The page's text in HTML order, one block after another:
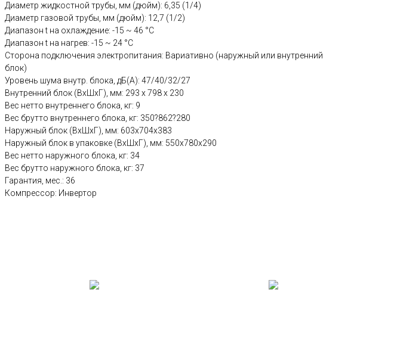
Диаметр жидкостной трубы, мм (дюйм): 6,35 (1/4)
Диаметр газовой трубы, мм (дюйм): 12,7 (1/2)
Диапазон t на охлаждение: -15 ~ 46 °C
Диапазон t на нагрев: -15 ~ 24 °C
Сторона подключения электропитания: Вариативно (наружный или внутренний
блок)
Уровень шума внутр. блока, дБ(А): 47/40/32/27
Внутренний блок (ВхШхГ), мм: 293 x 798 x 230
Вес нетто внутреннего блока, кг: 9
Вес брутто внутреннего блока, кг: 350?862?280
Наружный блок (ВхШхГ), мм: 603х704х383
Наружный блок в упаковке (ВхШхГ), мм: 550х780х290
Вес нетто наружного блока, кг: 34
Вес брутто наружного блока, кг: 37
Гарантия, мес.: 36
Компрессор: Инвертор